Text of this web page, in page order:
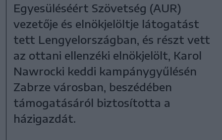
Egyesüléséért Szövetség (AUR)
vezetője és elnökjelöltje látogatást
tett Lengyelországban, és részt vett
az ottani ellenzéki elnökjelölt, Karol
Nawrocki keddi kampánygyűlésén
Zabrze városban, beszédében
támogatásáról biztosította a
házigazdát.